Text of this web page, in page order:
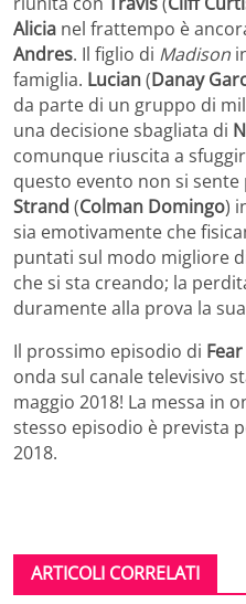
Alicia nel frattempo è
Andres. Il figlio di Madison
famiglia. Lucian(Danay
da parte di un gruppo di
una decisione sbagliata di
comunque riuscita a
questo evento non si
Strand (Colman Domingo)
sia emotivamente che
puntati sul modo migliore
che si sta creando; la
duramente alla prova la
Il prossimo episodio di
onda sul canale televisivo
maggio 2018! La messa in
stesso episodio è prevista
2018.
ARTICOLI CORRELATI